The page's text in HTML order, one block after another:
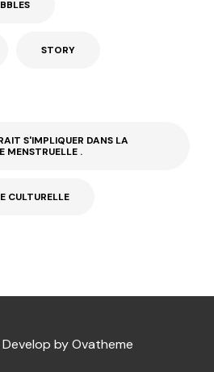
STORY
S'IMPLIQUER DANS LA
MENSTRUELLE .
CULTURELLE
by Ovatheme